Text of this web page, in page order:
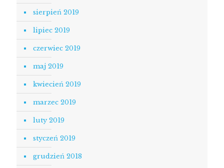
sierpień 2019
lipiec 2019
czerwiec 2019
maj 2019
kwiecień 2019
marzec 2019
luty 2019
styczeń 2019
grudzień 2018